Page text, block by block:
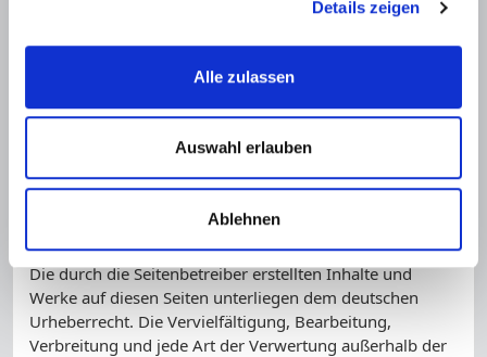
Details zeigen
Alle zulassen
Auswahl erlauben
Ablehnen
Rechtsverstöße überprüft. Rechtswidrige Inhalte waren
Eine permanente inhaltliche Kontrolle der verlinkten
Rechtsverletzung nicht zumutbar. Bei Bekanntwerden
von Rechtsverletzungen werden wir derartige Links
umgehend entfernen.
Die durch die Seitenbetreiber erstellten Inhalte und
Werke auf diesen Seiten unterliegen dem deutschen
Urheberrecht. Die Vervielfältigung, Bearbeitung,
Verbreitung und jede Art der Verwertung außerhalb der